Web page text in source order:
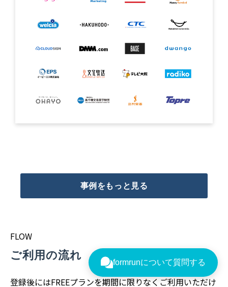
事例をもっと見る
FLOW
ご利用の流れ
登録後にはFREEプランを期間に限りなくご利用いただけ